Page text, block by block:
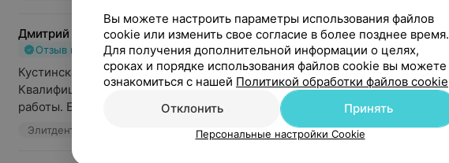
Дмитрий
Отзыв подтвержден
Кустинская Тамара Даниловна  врач с большой буквы!
Квалифицированная, грамотная, с большим опытом
работы. Была у нее на...
Элитдент, ул. Лермонтова, 12
Вы можете настроить параметры использования файлов
cookie или изменить свое согласие в более позднее время.
Для получения дополнительной информации о целях,
сроках и порядке использования файлов cookie вы можете
ознакомиться с нашей Политикой обработки файлов cookie
Отклонить
Принять
Персональные настройки Cookie